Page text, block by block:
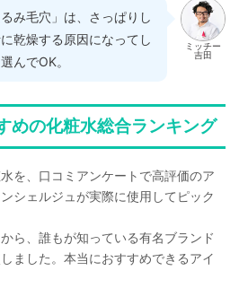
ミッチー
吉田
み毛穴」は、さっぱりし
乾燥する原因になってし
んでOK。
めの化粧水総合ランキング
を、口コミアンケートで高評価のア
シェルジュが実際に使用してピック
ら、誰もが知っている有名ブランド
ました。本当におすすめできるアイ